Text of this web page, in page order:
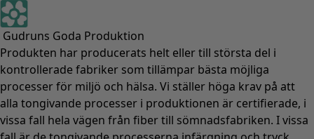
Gudruns Goda Produktion
Produkten har producerats helt eller till största del i
kontrollerade fabriker som tillämpar bästa möjliga
processer för miljö och hälsa. Vi ställer höga krav på att
alla tongivande processer i produktionen är certifierade, i
vissa fall hela vägen från fiber till sömnadsfabriken. I vissa